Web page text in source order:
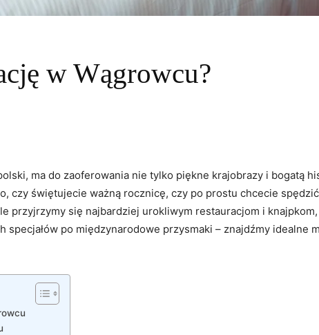
w Wągrowcu?
ma do zaoferowania nie tylko piękne krajobrazy i bogatą
czy świętujecie ważną rocznicę, czy po prostu chcecie
przyjrzymy się najbardziej urokliwym restauracjom i
po międzynarodowe przysmaki – znajdźmy idealne